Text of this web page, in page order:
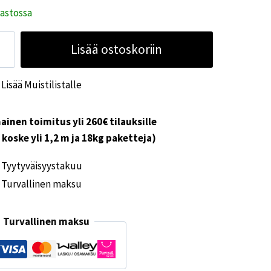
Lisää ostoskoriin
Lisää Muistilistalle
toimitus yli 260€ tilauksille
koske yli 1,2 m ja 18kg paketteja)
Tyytyväisyystakuu
Turvallinen maksu
Turvallinen maksu